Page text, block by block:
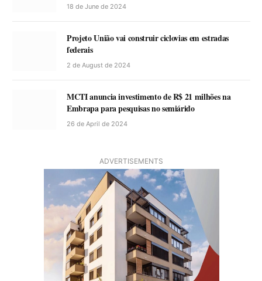
18 de June de 2024
Projeto União vai construir ciclovias em estradas
federais
2 de August de 2024
MCTI anuncia investimento de R$ 21 milhões na
Embrapa para pesquisas no semiárido
26 de April de 2024
ADVERTISEMENTS